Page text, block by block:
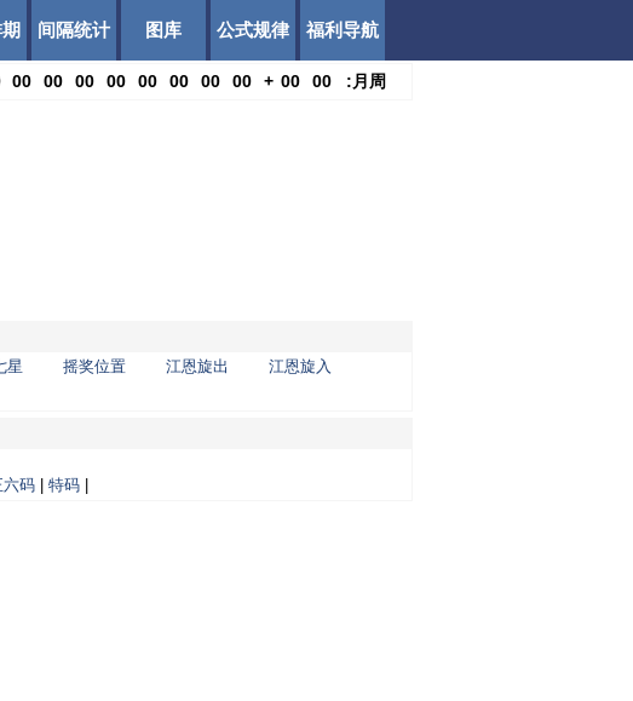
间隔统计 图库 公式规律 福利导航
00 00 00 00 00 00 00 00 + 00 00 : 月 周
星 摇奖位置 江恩旋出
江恩旋入
六码 特码